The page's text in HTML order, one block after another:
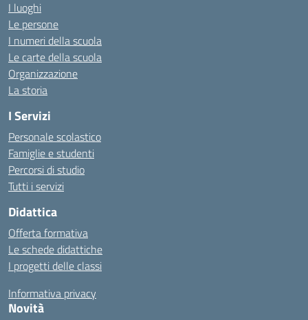
I luoghi
Le persone
I numeri della scuola
Le carte della scuola
Organizzazione
La storia
I Servizi
Personale scolastico
Famiglie e studenti
Percorsi di studio
Tutti i servizi
Didattica
Offerta formativa
Le schede didattiche
I progetti delle classi
Informativa privacy
Novità